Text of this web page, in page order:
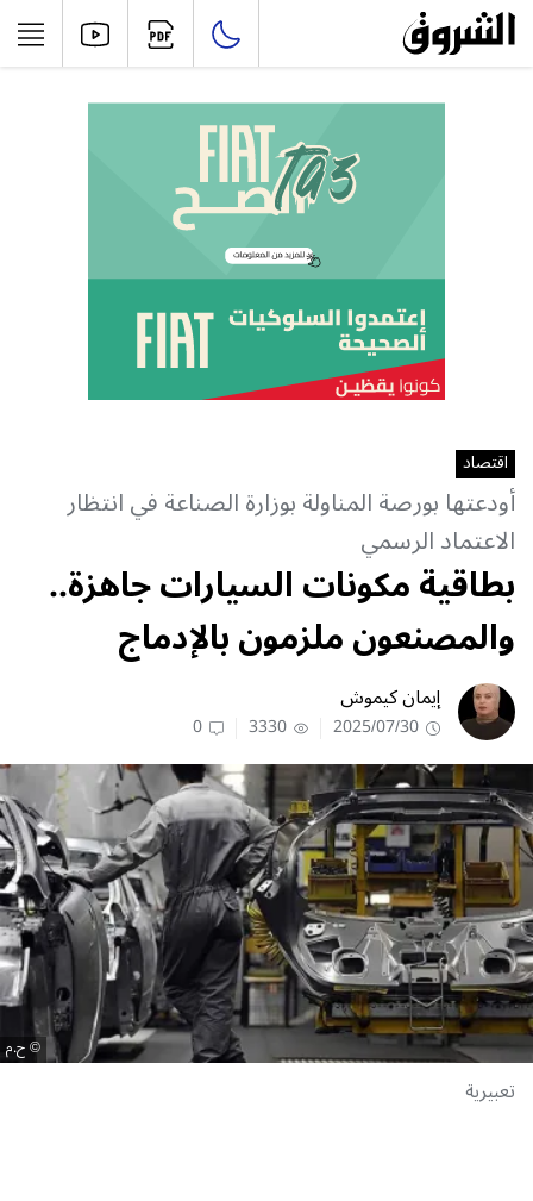
اقتصاد
أودعتها بورصة المناولة بوزارة الصناعة في انتظار
الاعتماد الرسمي
بطاقية مكونات السيارات جاهزة..
والمصنعون ملزمون بالإدماج
إيمان كيموش
2025/07/30
3330
0
ح.م
تعبيرية